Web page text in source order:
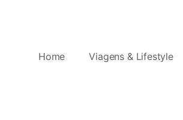
Home Viagens & Lifestyle